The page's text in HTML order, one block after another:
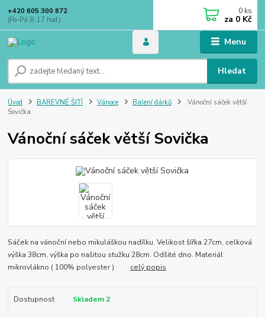
Menu
Hledat
+420 605 300 872
(Po-Pá 8-17 hod.)
0 ks
za 0 Kč
Úvod BAREVNÉ ŠITÍ Vánoce Balení dárků
Vánoční sáček větší
Sovička
Vánoční sáček větší Sovička
Sáček na vánoční nebo mikuláškou nadílku. Velikost šířka 27cm, celková
výška 38cm, výška po našitou stužku 28cm. Odšité dno. Materiál
mikrovlákno ( 100% polyester ) celý popis
Dostupnost Skladem 2